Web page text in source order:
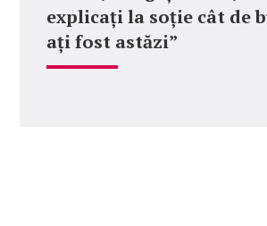
explicați la soție cât de
ați fost astăzi”